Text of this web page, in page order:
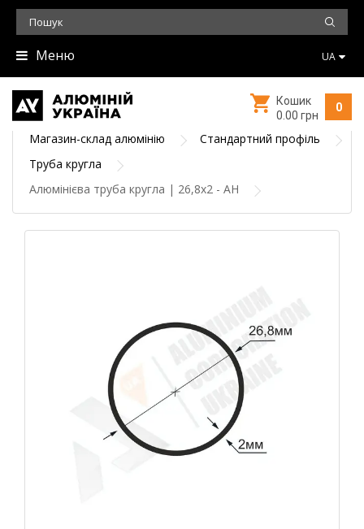
Меню UA
0
Кошик
0.00 грн
Магазин-склад алюмінію
Стандартний профіль
Труба кругла
Алюмінієва труба кругла | 26,8х2 - АН